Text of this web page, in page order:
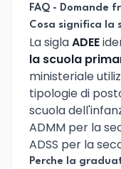
FAQ - Domande
Cosa significa la
La siglaADEE
la scuola
ministeriale
tipologie di
scuola
ADMM per la
ADSS per la
Perche la